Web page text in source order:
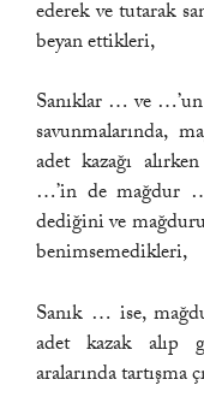
ederek ve tutarak
beyan ettikleri,
Sanıklar … ve
savunmalarında,
adet kazağı
…’in de mağdur
dediğini ve
benimsemedikleri,
Sanık … ise,
adet kazak alıp
aralarında tartışma